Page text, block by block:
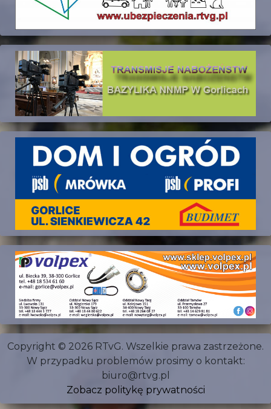
Copyright © 2026 RTvG. Wszelkie prawa zastrzeżone.
W przypadku problemów prosimy o kontakt:
biuro@rtvg.pl
Zobacz politykę prywatności